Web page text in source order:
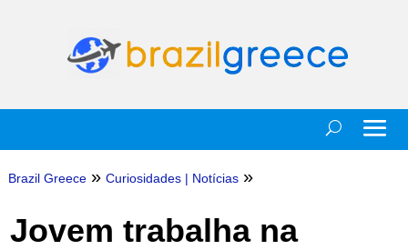
Brazil Greece » Curiosidades| Notícias »
Jovem trabalha na